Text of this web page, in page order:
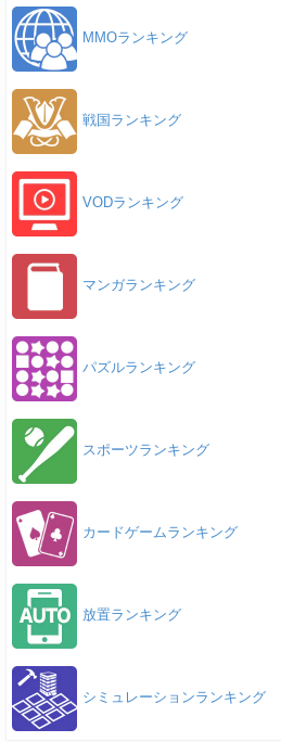
MMOランキング
戦国ランキング
VODランキング
マンガランキング
パズルランキング
スポーツランキング
カードゲームランキング
放置ランキング
シミュレーションランキング